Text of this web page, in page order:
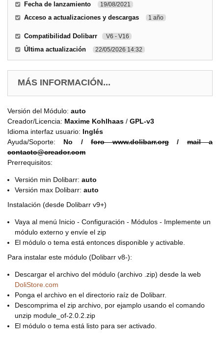
Fecha de lanzamiento 19/08/2021
Acceso a actualizaciones y descargas 1 año
Compatibilidad Dolibarr V6 - V16
Última actualización 22/05/2026 14:32
MÁS INFORMACIÓN...
Versión del Módulo: auto
Creador/Licencia: Maxime Kohlhaas / GPL-v3
Idioma interfaz usuario: Inglés
Ayuda/Soporte: No /foro www.dolibarr.org/mail a
contacto@creador.com
Prerrequisitos:
Versión min Dolibarr: auto
Versión max Dolibarr: auto
Instalación (desde Dolibarr v9+)
Vaya al menú Inicio - Configuración - Módulos - Implemente un
módulo externo y envíe el zip
El módulo o tema está entonces disponible y activable.
Para instalar este módulo (Dolibarr v8-):
Descargar el archivo del módulo (archivo .zip) desde la web
DoliStore.com
Ponga el archivo en el directorio raíz de Dolibarr.
Descomprima el zip archivo, por ejamplo usando el comando
unzip module_of-2.0.2.zip
El módulo o tema está listo para ser activado.